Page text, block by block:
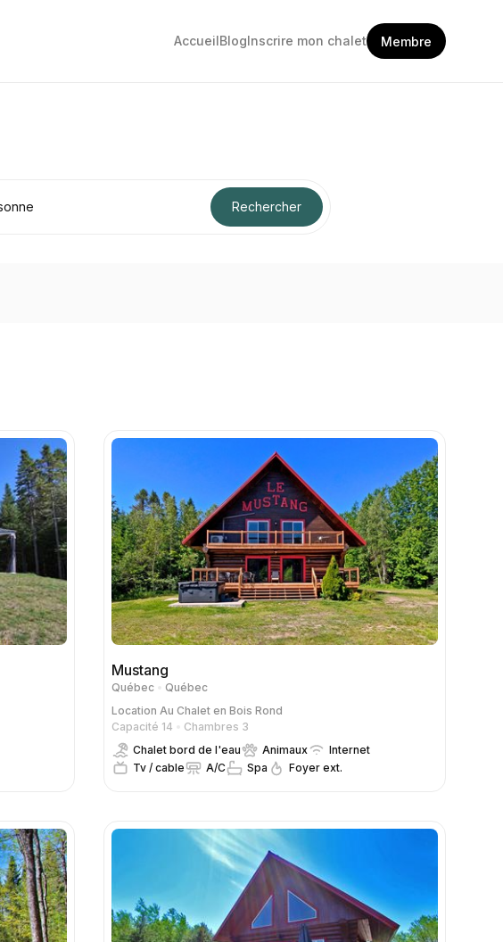
AccueilBlogInscrire mon chalet Membre
Mustang
Québec
Québec
Location Au Chalet en Bois Rond
Capacité 14
Chambres 3
Chalet bord de l'eau
Animaux
Internet
Tv / cable
A/C Spa Foyer ext.